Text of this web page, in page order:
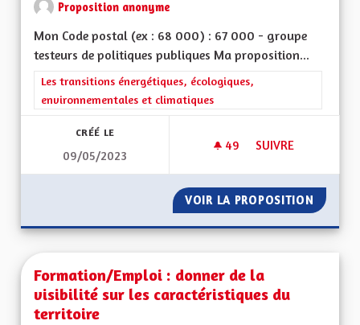
Proposition anonyme
Mon Code postal (ex : 68 000) : 67 000 - groupe
testeurs de politiques publiques Ma proposition...
Filtrer les résultats de la catégorie : Les transitions
Les transitions énergétiques, écologiques,
environnementales et climatiques
CRÉÉ LE
09/05/2023
49 49 ABONNÉS
SUIVRE
VOIR LA PROPOSITION
Formation/Emploi : donner de la
visibilité sur les caractéristiques du
territoire